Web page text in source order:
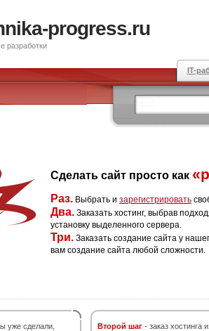
progress.ru
разработки
IT-
Сделать сайт просто как
Раз. Выбрать и зарегистрировать
Два. Заказать хостинг, выбрав
установку выделенного сервера.
Три. Заказать создание сайта у
вам создание сайта любой сложности.
уже сделали,
Второй шаг - заказ хостинга